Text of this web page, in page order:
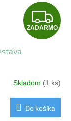
Z
A
A
R
ZADARMO
Skladom (1 ks)
Do košíka